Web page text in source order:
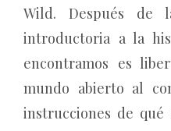
Wild. Después
introductoria a la
encontramos es
mundo abierto al
instrucciones de